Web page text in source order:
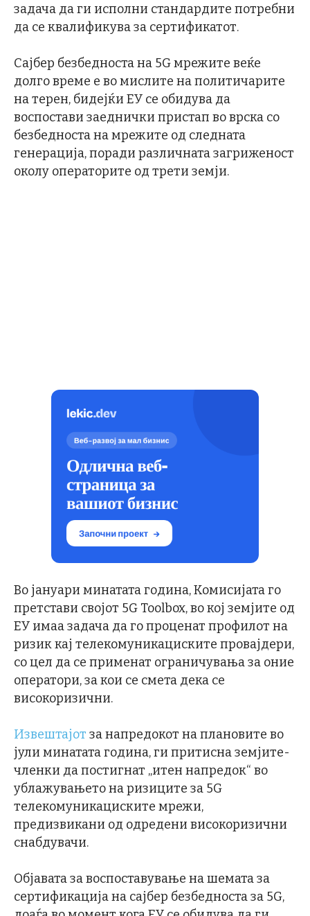
задача да ги исполни стандардите потребни
да се квалификува за сертификатот.
Сајбер безбедноста на 5G мрежите веќе
долго време е во мислите на политичарите
на терен, бидејќи ЕУ се обидува да
воспостави заеднички пристап во врска со
безбедноста на мрежите од следната
генерација, поради различната загриженост
околу операторите од трети земји.
Во јануари минатата година, Комисијата го
претстави својот 5G Toolbox, во кој земјите од
ЕУ имаа задача да го проценат профилот на
ризик кај телекомуникациските провајдери,
со цел да се применат ограничувања за оние
оператори, за кои се смета дека се
високоризични.
Извештајот за напредокот на плановите во
јули минатата година, ги притисна земјите-
членки да постигнат „итен напредок“ во
ублажувањето на ризиците за 5G
телекомуникациските мрежи,
предизвикани од одредени високоризични
снабдувачи.
Објавата за воспоставување на шемата за
сертификација на сајбер безбедноста за 5G,